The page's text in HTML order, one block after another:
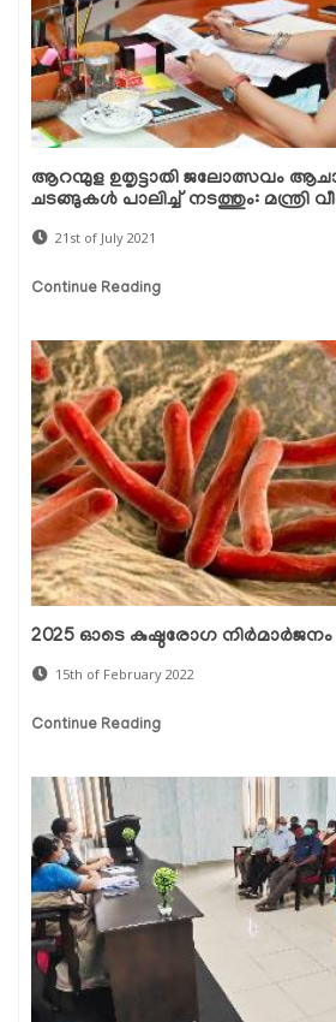
ആറന്മുള ഉതൃട്ടാതി ജലോത്സവം
ചടങ്ങുകള്‍ പാലിച്ച് നടത്തും: മന്ത്രി
21st of July 2021
Continue Reading
2025 ഓടെ കുഷ്ഠരോഗ നിര്‍മാര്‍ജനം
15th of February 2022
Continue Reading